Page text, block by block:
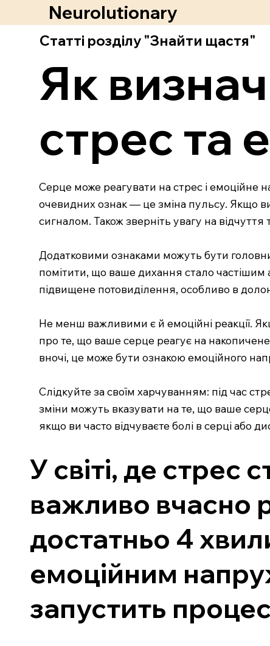
Neurolutionary
Статті розділу "Знайти щастя"
Як
стрес та
Серце може реагувати на стрес і емоційне
очевидних ознак — це зміна пульсу. Якщо
сигналом. Також зверніть увагу на
Додатковими ознаками можуть бути
помітити, що ваше дихання стало частішим
підвищене потовиділення, особливо в
Не менш важливими є й емоційні реакції.
про те, що ваше серце реагує на
вночі, це може бути ознакою емоційного
Слідкуйте за своїм харчуванням: під час
зміни можуть вказувати на те, що ваше
якщо ви часто відчуваєте болі в серці або
У світі, де стрес
важливо вчасно
достатньо 4
емоційним
запустить